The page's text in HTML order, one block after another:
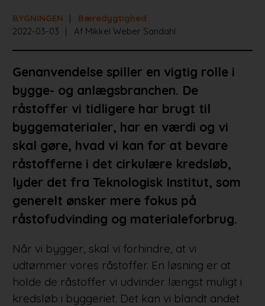
BYGNINGEN
Bæredygtighed
2022-03-03
Af Mikkel Weber Sandahl
Genanvendelse spiller en vigtig rolle i
bygge- og anlægsbranchen. De
råstoffer vi tidligere har brugt til
byggematerialer, har en værdi og vi
skal gøre, hvad vi kan for at bevare
råstofferne i det cirkulære kredsløb,
lyder det fra Teknologisk Institut, som
generelt ønsker mere fokus på
råstofudvinding og materialeforbrug.
Når vi bygger, skal vi forhindre, at vi
udtømmer vores råstoffer. En løsning er at
holde de råstoffer vi udvinder længst muligt i
kredsløb i byggeriet. Det kan vi blandt andet